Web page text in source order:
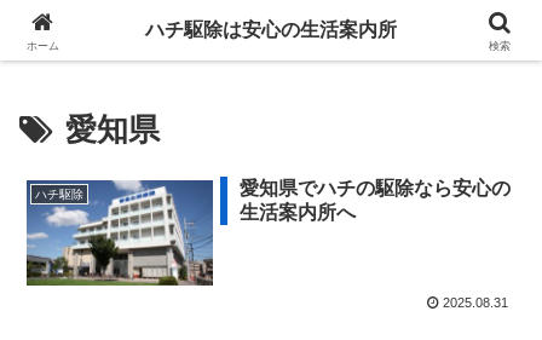
愛知県
ハチ駆除
愛知県でハチの駆除なら安心の
生活案内所へ
2025.08.31
ホーム
ハチ駆除は安心の生活案内所
検索